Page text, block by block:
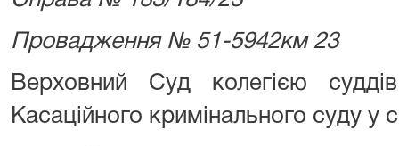
Провадження № 51-5942км 23
Верховний Суд колегією
Касаційного кримінального суду у